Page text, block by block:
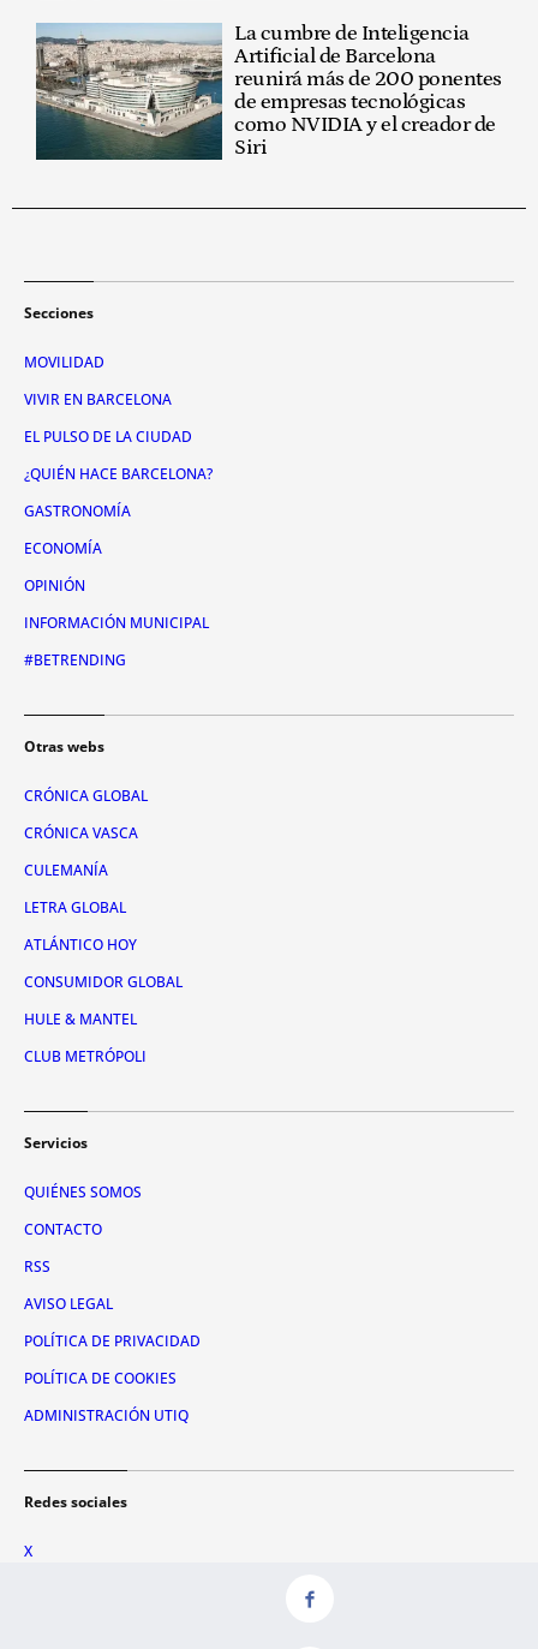
La cumbre de Inteligencia
Artificial de Barcelona
reunirá más de 200 ponentes
de empresas tecnológicas
como NVIDIA y el creador de
Siri
Secciones
MOVILIDAD
VIVIR EN BARCELONA
EL PULSO DE LA CIUDAD
¿QUIÉN HACE BARCELONA?
GASTRONOMÍA
ECONOMÍA
OPINIÓN
INFORMACIÓN MUNICIPAL
#BETRENDING
Otras webs
CRÓNICA GLOBAL
CRÓNICA VASCA
CULEMANÍA
LETRA GLOBAL
ATLÁNTICO HOY
CONSUMIDOR GLOBAL
HULE & MANTEL
CLUB METRÓPOLI
Servicios
QUIÉNES SOMOS
CONTACTO
RSS
AVISO LEGAL
POLÍTICA DE PRIVACIDAD
POLÍTICA DE COOKIES
ADMINISTRACIÓN UTIQ
Redes sociales
X